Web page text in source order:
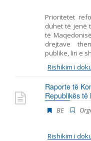
Prioritetet
duhet të jenë
të
drejtave
publike, liri e
Rishikim i
Raporte të
Republikës të
BE
Rishikim i